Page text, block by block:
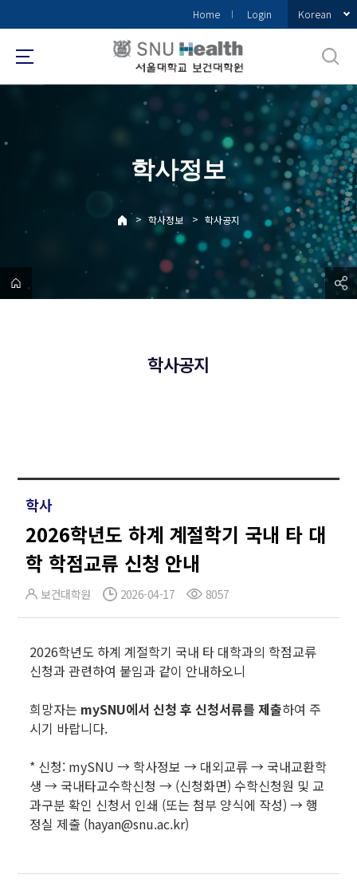
로
메
Home Login Korean
학사정보
> 학사정보 > 학사공지
학사공지
학사
2026학년도 하계 계절학기 국내 타 대
학 학점교류 신청 안내
보건대학원 2026-04-17 8057
2026학년도 하계 계절학기 국내 타 대학과의 학점교류
신청과 관련하여 붙임과 같이 안내하오니
희망자는 mySNU에서 신청 후 신청서류를 제출하여 주
시기 바랍니다.
* 신청: mySNU → 학사정보 → 대외교류 → 국내교환학
생 → 국내타교수학신청 → (신청화면) 수학신청원 및 교
과구분 확인 신청서 인쇄 (또는 첨부 양식에 작성) → 행
정실 제출 (hayan@snu.ac.kr)